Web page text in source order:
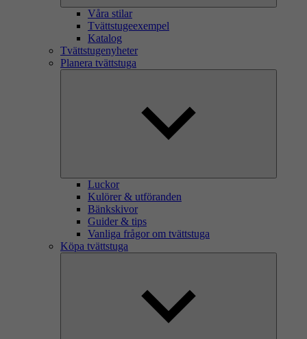
Våra stilar
Tvättstugeexempel
Katalog
Tvättstugenyheter
Planera tvättstuga
Luckor
Kulörer & utföranden
Bänkskivor
Guider & tips
Vanliga frågor om tvättstuga
Köpa tvättstuga